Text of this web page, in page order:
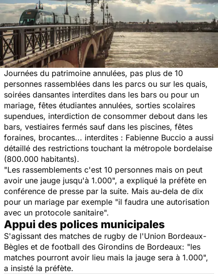
Journées du patrimoine annulées, pas plus de 10
personnes rassemblées dans les parcs ou sur les quais,
soirées dansantes interdites dans les bars ou pour un
mariage, fêtes étudiantes annulées, sorties scolaires
supendues, interdiction de consommer debout dans les
bars, vestiaires fermés sauf dans les piscines, fêtes
foraines, brocantes... interdites : Fabienne Buccio a aussi
détaillé des restrictions touchant la métropole bordelaise
(800.000 habitants).
"Les rassemblements c'est 10 personnes mais on peut
avoir une jauge jusqu'à 1.000", a expliqué la préfète en
conférence de presse par la suite. Mais au-dela de dix
pour un mariage par exemple "il faudra une autorisation
avec un protocole sanitaire".
Appui des polices municipales
S'agissant des matches de rugby de l'Union Bordeaux-
Bègles et de football des Girondins de Bordeaux: "les
matches pourront avoir lieu mais la jauge sera à 1.000",
a insisté la préfète.